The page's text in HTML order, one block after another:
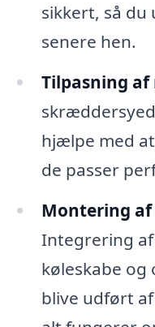
sikkert, så
senere hen.
Tilpasning af
hjælpe med
de passer
Montering
Integrering
køleskabe og
blive udført